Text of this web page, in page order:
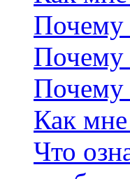
Почему
Почему
Почему
Как
Что